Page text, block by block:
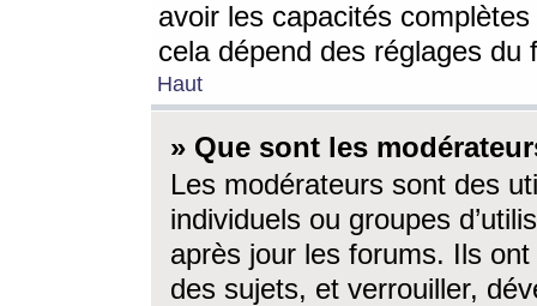
avoir les capacités
cela dépend des réglages du
Haut
» Que sont les
Les modérateurs sont des
individuels ou groupes
après jour les forums. Ils ont
des sujets, et verrouiller,